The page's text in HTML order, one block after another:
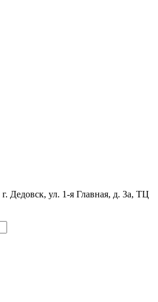
Дедовск, ул. 1-я Главная, д. 3а, ТЦ